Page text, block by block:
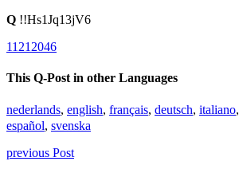
Q !!Hs1Jq13jV6
11212046
This Q-Post in other Languages
nederlands, english, français, deutsch, italiano,
español, svenska
previous Post